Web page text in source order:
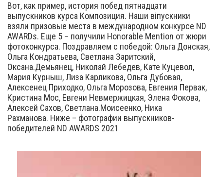
Вот, как пример, история побед пятнадцати
выпускников курса Композиция. Наши віпускники
взяли призовые места в международном конкурсе ND
AWARDs. Еще 5 – получили Honorable Mention от жюри
фотоконкурса. Поздравляем с победой: Ольга Донская,
Ольга Кондратьева, Светлана Заритский,
Оксана.Демьянец, Николай Лебедев, Кате Куцевол,
Мария Курныш, Лиза Карликова, Ольга Дубовая,
Алексенец Приходко, Ольга Морозова, Евгения Первак,
Кристина Мос, Евгени Невмержицкая, Элена Фокова,
Алексей Сахов, Светлана.Моисеенко, Ника
Рахманова. Ниже – фотографии выпускников-
победителей ND AWARDS 2021